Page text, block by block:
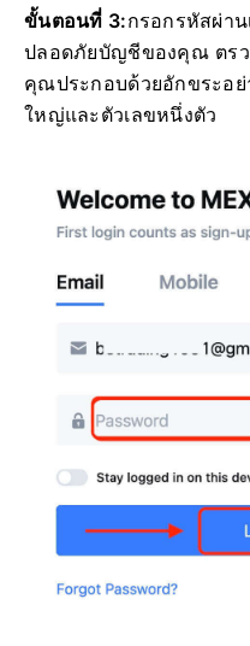
ขั้นตอนที่ 3:กรอกรหัสผ่า
ปลอดภัยบัญชีของคุณ ตรว
คุณประกอบด้วยอักขระอ
ใหญ่และตัวเลขหนึ่งตัว